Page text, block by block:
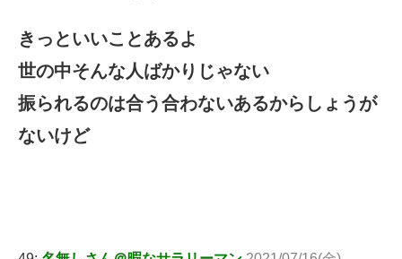
きっといいことあるよ
世の中そんな人ばかりじゃない
振られるのは合う合わないあるからしょうが
ないけど